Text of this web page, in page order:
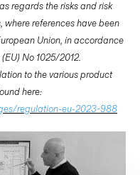
regards the risks and risk
references have been
Union, in accordance
No 1025/2012.
to the various product
here:
regulation-eu-2023-988